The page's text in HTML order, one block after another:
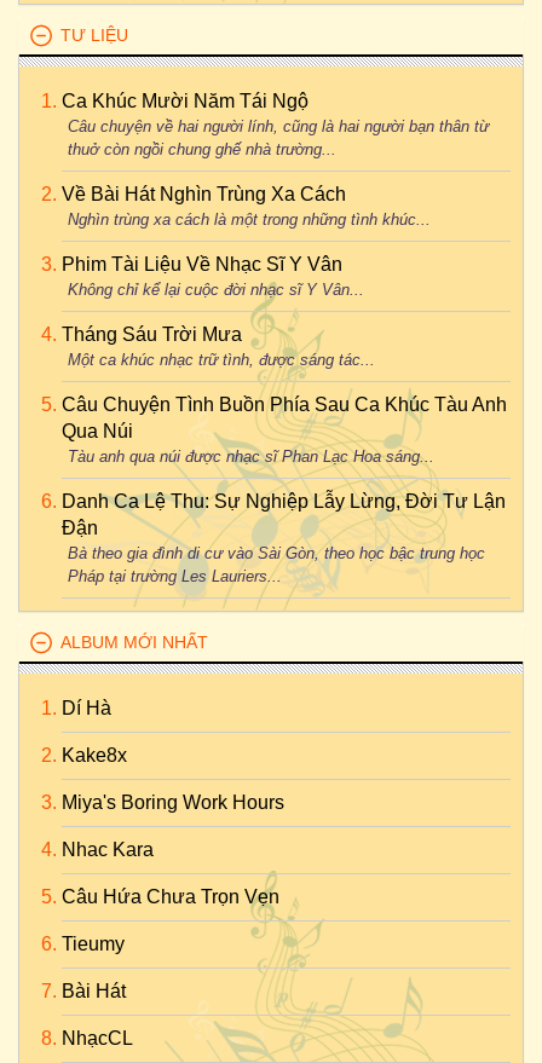
TƯ LIỆU
Ca Khúc Mười Năm Tái Ngộ
Câu chuyện về hai người lính, cũng là hai người bạn thân từ
thuở còn ngồi chung ghế nhà trường...
Về Bài Hát Nghìn Trùng Xa Cách
Nghìn trùng xa cách là một trong những tình khúc...
Phim Tài Liệu Về Nhạc Sĩ Y Vân
Không chỉ kể lại cuộc đời nhạc sĩ Y Vân...
Tháng Sáu Trời Mưa
Một ca khúc nhạc trữ tình, được sáng tác...
Câu Chuyện Tình Buồn Phía Sau Ca Khúc Tàu Anh
Qua Núi
Tàu anh qua núi được nhạc sĩ Phan Lạc Hoa sáng...
Danh Ca Lệ Thu: Sự Nghiệp Lẫy Lừng, Đời Tư Lận
Đận
Bà theo gia đình di cư vào Sài Gòn, theo học bậc trung học
Pháp tại trường Les Lauriers...
ALBUM MỚI NHẤT
Dí Hà
Kake8x
Miya's Boring Work Hours
Nhac Kara
Câu Hứa Chưa Trọn Vẹn
Tieumy
Bài Hát
NhạcCL